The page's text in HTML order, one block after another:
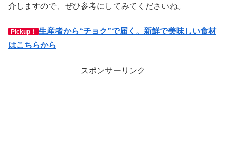
介しますので、ぜひ参考にしてみてくださいね。
Pickup！
生産者から“チョク”で届く。新鮮で美味しい食材
はこちらから
スポンサーリンク